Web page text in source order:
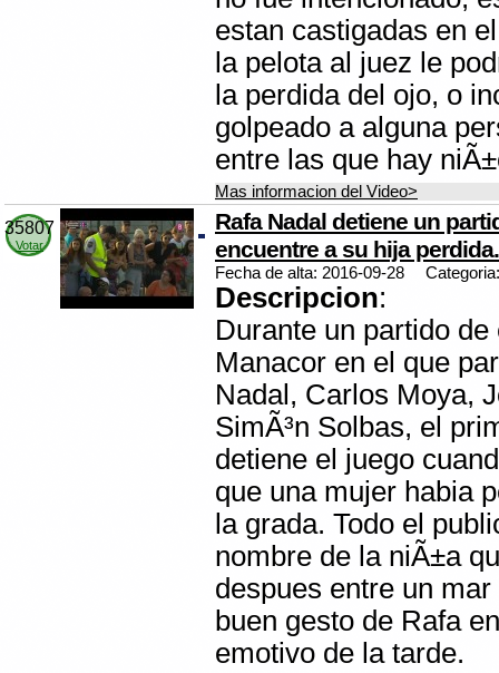
estan castigadas en
la pelota al juez le
la perdida del ojo, o
golpeado a alguna
entre las que hay
Mas informacion del Video>
35807
Votar
Rafa Nadal detiene un
encuentre a su hija perdida.
Fecha de alta: 2016-09-28 Categoria:
Descripcion:
Durante un partido
Manacor en el que
Nadal, Carlos Moya,
SimÃ³n Solbas, el
detiene el juego
que una mujer habia
la grada. Todo el
nombre de la niÃ±a
despues entre un
buen gesto de Rafa
emotivo de la tarde.